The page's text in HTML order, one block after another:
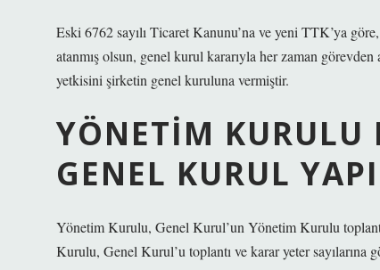
Eski 6762 sayılı Ticaret Kanunu’na ve yeni TTK’ya
atanmış olsun, genel kurul kararıyla her zaman
yetkisini şirketin genel kuruluna vermiştir.
YÖNETIM KURULU
GENEL KURUL
Yönetim Kurulu, Genel Kurul’un Yönetim Kurulu
Kurulu, Genel Kurul’u toplantı ve karar yeter